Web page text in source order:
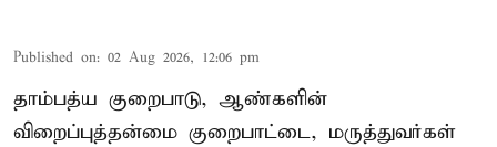
Published on: 02 Aug 2026, 12:06 pm
தாம்பத்ய குறைபாடு, ஆண்களின்
விறைப்புத்தன்மை குறைபாட்டை, மருத்துவர்கள்